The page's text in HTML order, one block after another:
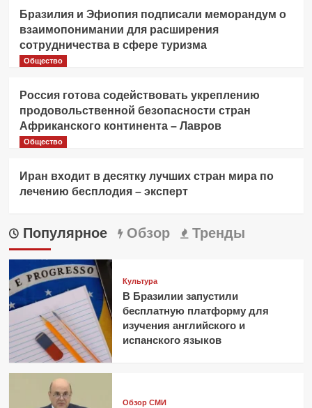
Бразилия и Эфиопия подписали меморандум о
взаимопонимании для расширения
сотрудничества в сфере туризма
Общество
Россия готова содействовать укреплению
продовольственной безопасности стран
Африканского континента – Лавров
Общество
Иран входит в десятку лучших стран мира по
лечению бесплодия – эксперт
Популярное Обзор Тренды
Культура
В Бразилии запустили
бесплатную платформу для
изучения английского и
испанского языков
Обзор СМИ